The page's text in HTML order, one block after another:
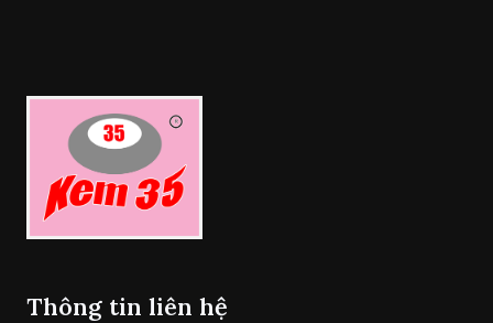
Thông tin liên hệ